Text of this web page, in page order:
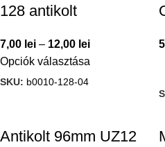
128 antikolt
7,00 lei – 12,00 lei
Opciók választása
SKU: b0010-128-04
Antikolt 96mm UZ12